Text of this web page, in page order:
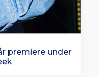
premiere under